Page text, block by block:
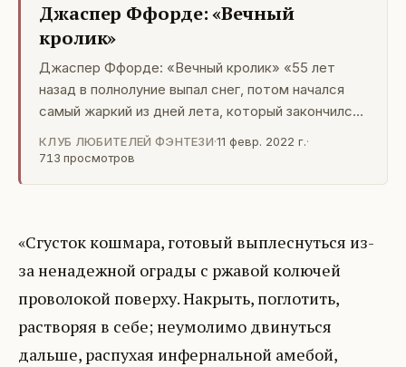
Джаспер Ффорде: «Вечный
кролик»
Джаспер Ффорде: «Вечный кролик» «55 лет
назад в полнолуние выпал снег, потом начался
самый жаркий из дней лета, который закончился
зеленым закатом. В радиусе 16 миль заржавела
вся алюминиевая фольга, а стекло стало
КЛУБ ЛЮБИТЕЛЕЙ ФЭНТЕЗИ·11 февр. 2022 г.·
713 просмотров
«Сгусток кошмара, готовый выплеснуться из-
за ненадежной ограды с ржавой колючей
проволокой поверху. Накрыть, поглотить,
растворяя в себе; неумолимо двинуться
дальше, распухая инфернальной амебой,